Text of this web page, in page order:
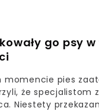
go psy
pies
że specjalistom
Niestety